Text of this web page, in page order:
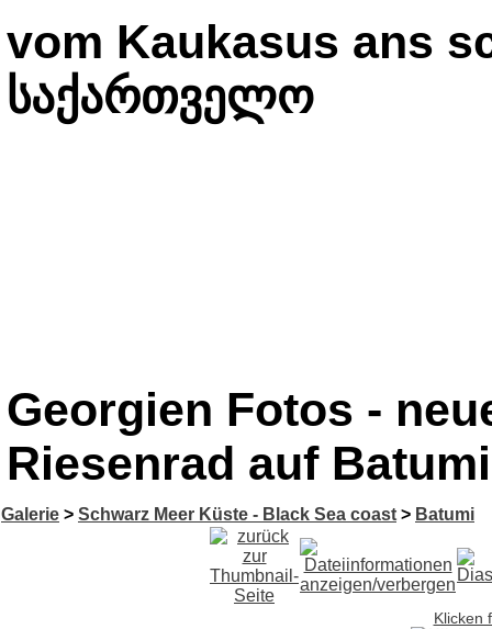
vom Kaukasus ans
საქართველო
Georgien Fotos -
Riesenrad auf Batumi
Galerie > Schwarz Meer Küste - Black Sea coast > Batumi
Klicken